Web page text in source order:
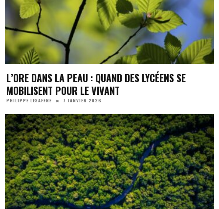
L’ORE DANS LA PEAU : QUAND DES LYCÉENS SE
MOBILISENT POUR LE VIVANT
PHILIPPE LESAFFRE 7 JANVIER 2026